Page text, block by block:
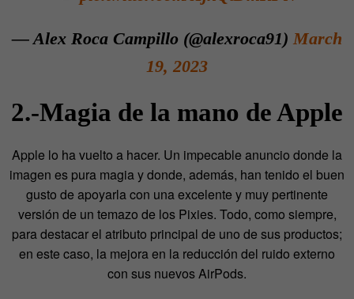
— Alex Roca Campillo (@alexroca91) March
19, 2023
2.-Magia de la mano de Apple
Apple lo ha vuelto a hacer. Un impecable anuncio donde la
imagen es pura magia y donde, además, han tenido el buen
gusto de apoyarla con una excelente y muy pertinente
versión de un temazo de los Pixies. Todo, como siempre,
para destacarel atributo principal de uno de sus productos;
en este caso, la mejora en la reducción del ruido externo
con sus nuevos AirPods.